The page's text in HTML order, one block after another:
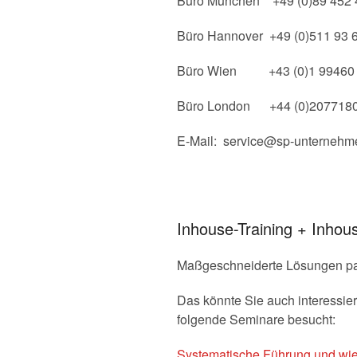
Büro Hannover +49 (0)511 93
Büro Wien +43 (0)1 99460
Büro London +44
E-Mail: service@sp-
Inhouse-Training +
Maßgeschneiderte Lösungen
Das könnte Sie auch
folgende Seminare besucht: